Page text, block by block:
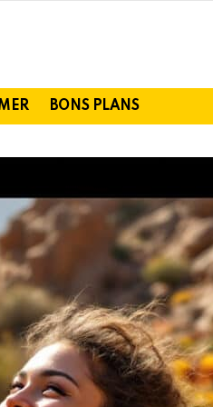
BONS PLANS